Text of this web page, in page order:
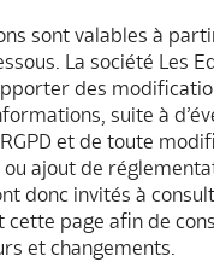
sont valables à
La société Les
des
suite à
et de toute
ajout de
donc invités à
cette page afin de
et changements.